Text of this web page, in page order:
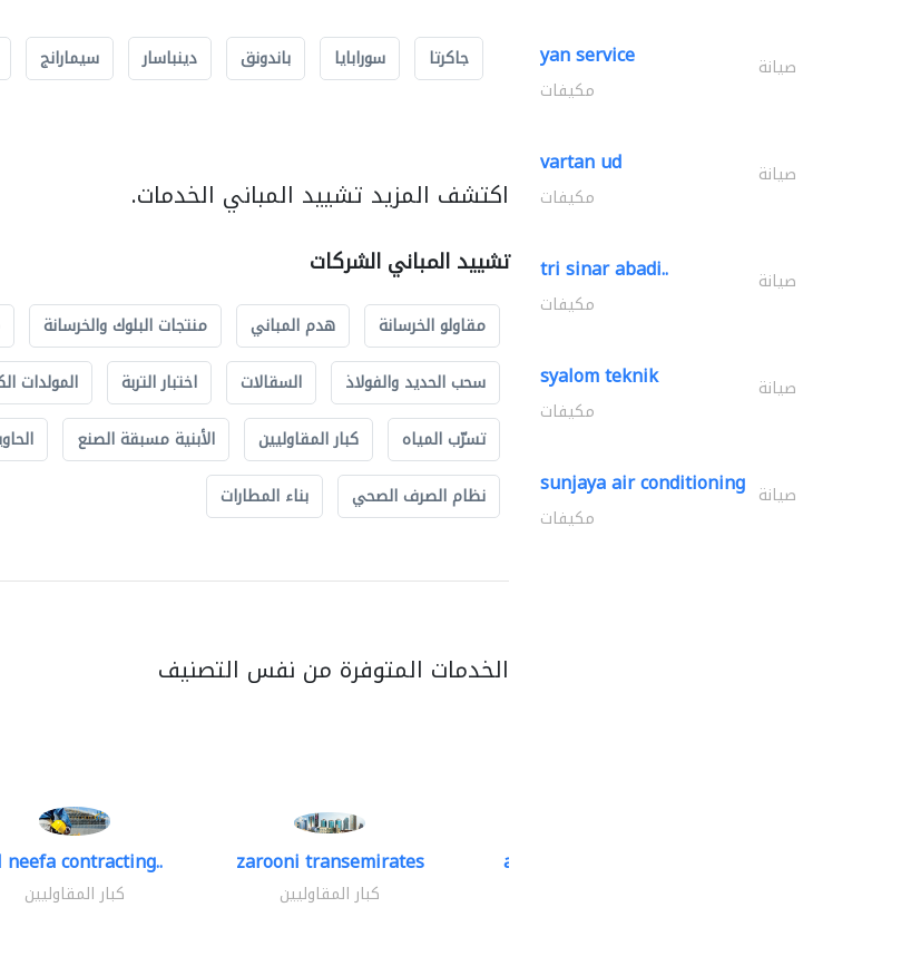
جاكرتا سورابايا باندونق دينباسار سيمارانج
اكتشف المزيد تشييد المباني الخدمات.
تشييد المباني الشركات
مقاولو الخرسانة هدم المباني منتجات البلوك والخرسانة
سحب الحديد والفولاذ
السقالات اختبار التربة المولدات
تسرّب المياه
كبار المقاوليين الأبنية مسبقة الصنع
نظام الصرف الصحي
بناء المطارات
الخدمات المتوفرة من نفس التصنيف
neefa contracting..
كبار المقاوليين
zarooni transemirates
كبار المقاوليين
accurate bldh cont..
yan service صيانة
مكيفات
vartan ud صيانة
مكيفات
tri sinar abadi.. صيانة
مكيفات
syalom teknik صيانة
مكيفات
sunjaya air conditioning صيانة
مكيفات